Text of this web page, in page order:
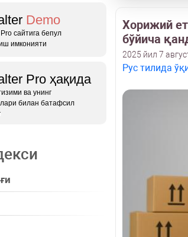
Demo
сайтига бепул
имконияти
Pro ҳақида
ва унинг
билан батафсил
Хорижий
бўйича
2025 йил 7
Рус тилида